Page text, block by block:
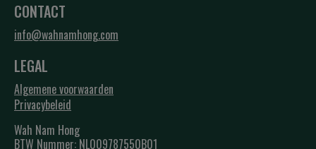
CONTACT
info@wahnamhong.com
LEGAL
Algemene voorwaarden
Privacybeleid
Wah Nam Hong
BTW Nummer: NL009787550B01